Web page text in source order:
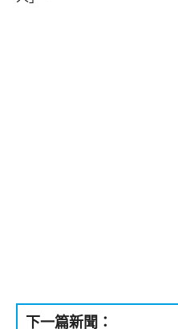
下一篇新聞：